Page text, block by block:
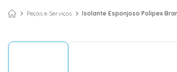
Peças e Serviços Isolante Esponjoso Polipex3º